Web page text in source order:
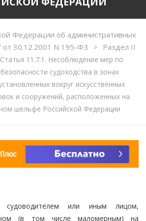
Федерации об административных
от 30.12.2001 N 195-ФЗ
> Раздел II
11.7.1. Несоблюдение мер по
судоходства в зонах
вокруг искусственных
и сооружений, расположенных на
шельфе Российской Федерации
судоводителем или иным лицом,
(в том числе маломерным) на